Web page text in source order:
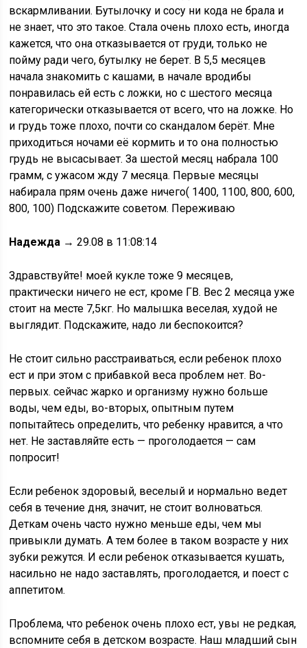
вскармливании. Бутылочку и сосу ни кода не брала и
не знает, что это такое. Стала очень плохо есть, иногда
кажется, что она отказывается от груди, только не
пойму ради чего, бутылку не берет. В 5,5 месяцев
начала знакомить с кашами, в начале вродибы
понравилась ей есть с ложки, но с шестого месяца
категорически отказывается от всего, что на ложке. Но
и грудь тоже плохо, почти со скандалом берёт. Мне
приходиться ночами её кормить и то она полностью
грудь не высасывает. За шестой месяц набрала 100
грамм, с ужасом жду 7 месяца. Первые месяцы
набирала прям очень даже ничего( 1400, 1100, 800, 600,
800, 100) Подскажите советом. Переживаю
Надежда → 29.08 в 11:08:14
Здравствуйте! моей кукле тоже 9 месяцев,
практически ничего не ест, кроме ГВ. Вес 2 месяца уже
стоит на месте 7,5кг. Но малышка веселая, худой не
выглядит. Подскажите, надо ли беспокоится?
Не стоит сильно расстраиваться, если ребенок плохо
ест и при этом с прибавкой веса проблем нет. Во-
первых. сейчас жарко и организму нужно больше
воды, чем еды, во-вторых, опытным путем
попытайтесь определить, что ребенку нравится, а что
нет. Не заставляйте есть — проголодается — сам
попросит!
Если ребенок здоровый, веселый и нормально ведет
себя в течение дня, значит, не стоит волноваться.
Деткам очень часто нужно меньше еды, чем мы
привыкли думать. А тем более в таком возрасте у них
зубки режутся. И если ребенок отказывается кушать,
насильно не надо заставлять, проголодается, и поест с
аппетитом.
Проблема, что ребенок очень плохо ест, увы не редкая,
вспомните себя в детском возрасте. Наш младший сын